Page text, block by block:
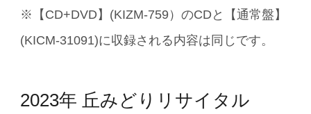
※【CD+DVD】(KIZM-759）のCDと【通常盤】
(KICM-31091)に収録される内容は同じです。
2023年 丘みどりリサイタル